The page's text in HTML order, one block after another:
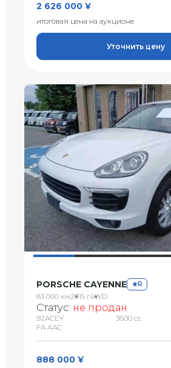
2 626 000 ¥
итоговая цена на аукционе
Уточнить цену
PORSCHE CAYENNE R
83 000 км2015 г4WD
Статус: не продан
92ACEY
FA AAC
3600 сс
888 000 ¥